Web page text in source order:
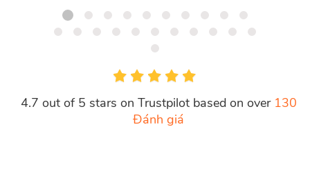
4.7 out of 5 stars on Trustpilot based on over 130
Đánh giá